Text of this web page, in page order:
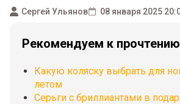
Сергей Ульянов 08 января 2025
Рекомендуем к прочтению
Какую коляску выбрать для
летом
Серьги с бриллиантами в